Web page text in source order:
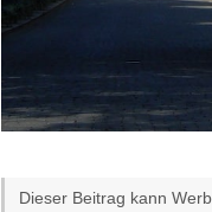
Dieser Beitrag kann